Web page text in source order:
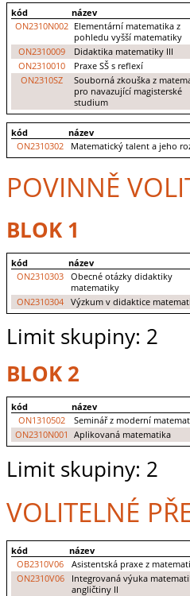
kód název
ON2310N002
Elementární matematika z
pohledu vyšší matematiky
ON2310009 Didaktika matematiky III
ON2310010
Praxe SŠ s reflexí
ON2310SZ
Souborná zkouška z
pro navazující magisterské
studium
kód název
ON2310302
Matematický talent a jeho
POVINNĚ
BLOK 1
kód název
ON2310303
Obecné otázky didaktiky
matematiky
ON2310304 Výzkum v didaktice
Limit skupiny: 2
BLOK 2
kód název
ON1310502
Seminář z moderní
ON2310N001
Aplikovaná matematika
Limit skupiny: 2
VOLITELNÉ
kód název
OB2310V06
Asistentská praxe z
ON2310V06
Integrovaná výuka
angličtiny II